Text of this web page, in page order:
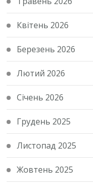
Квітень 2026
Березень 2026
Лютий 2026
Січень 2026
Грудень 2025
Листопад 2025
Жовтень 2025